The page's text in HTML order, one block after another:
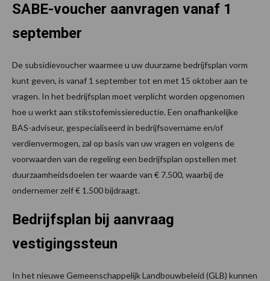
SABE-voucher aanvragen vanaf 1
september
De subsidievoucher waarmee u uw duurzame bedrijfsplan vorm
kunt geven, is vanaf 1 september tot en met 15 oktober aan te
vragen. In het bedrijfsplan moet verplicht worden opgenomen
hoe u werkt aan stikstofemissiereductie. Een onafhankelijke
BAS-adviseur, gespecialiseerd in bedrijfsovername en/of
verdienvermogen, zal op basis van uw vragen en volgens de
voorwaarden van de regeling een bedrijfsplan opstellen met
duurzaamheidsdoelen ter waarde van € 7.500, waarbij de
ondernemer zelf € 1.500 bijdraagt.
Bedrijfsplan bij aanvraag
vestigingssteun
In het nieuwe Gemeenschappelijk Landbouwbeleid (GLB) kunnen